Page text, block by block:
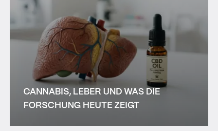
CANNABIS, LEBER UND WAS DIE
FORSCHUNG HEUTE ZEIGT